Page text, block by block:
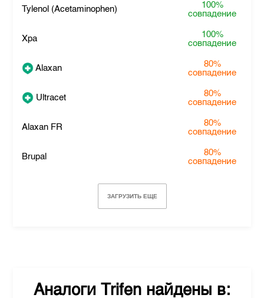
Tylenol (Acetaminophen)
100%
совпадение
Xpa
100%
совпадение
Alaxan
80%
совпадение
Ultracet
80%
совпадение
Alaxan FR
80%
совпадение
Brupal
80%
совпадение
ЗАГРУЗИТЬ ЕЩЕ
Аналоги Trifen найдены в: